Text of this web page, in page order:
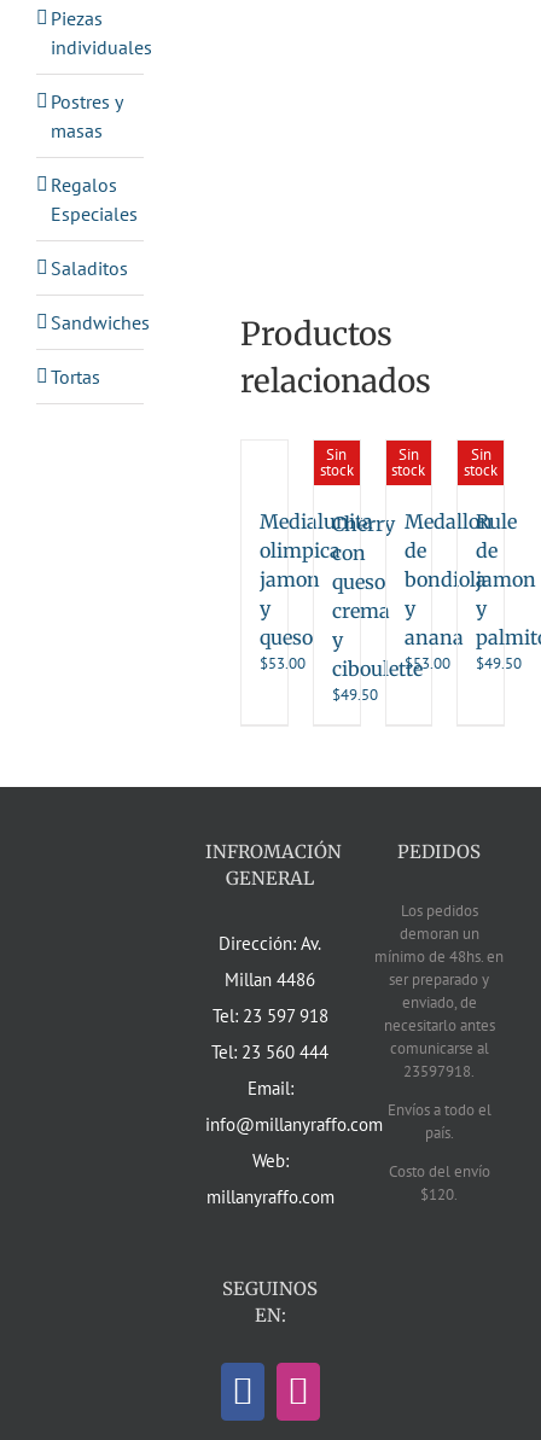
Productos
relacionados
Medialunita
olimpica
jamon
y
queso
$53.00
Sin
stock
Cherry
con
queso
crema
y
ciboulette
$49.50
Sin
stock
Medallon
de
bondiola
y
anana
$53.00
Sin
stock
Rule
de
jamon
y
$49.50
Piezas
individuales
Postres y
masas
Regalos
Especiales
Saladitos
Sandwiches
Tortas
INFROMACIÓN
GENERAL
Dirección: Av.
Millan 4486
Tel: 23 597 918
Tel: 23 560 444
Email:
info@millanyraffo.com
Web:
millanyraffo.com
SEGUINOS
EN:
PEDIDOS
Los pedidos
demoran un
mínimo de 48hs. en
ser preparado y
enviado, de
necesitarlo antes
comunicarse al
23597918.
Envíos a todo el
país.
Costo del envío
$120.